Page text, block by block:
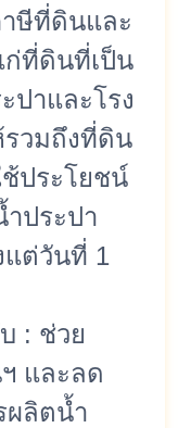
ษีที่ดินและ
ก่ที่ดินที่เป็น
ปาและโรง
วมถึงที่ดิน
ประโยชน์
ำประปา
แต่วันที่ 1
: ช่วย
และลด
ผลิตน้ำ